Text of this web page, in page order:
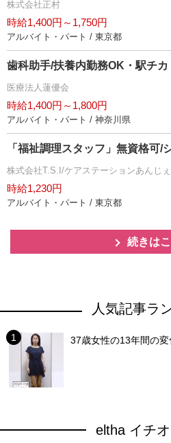
株式会社正村
時給1,400円～1,750円
アルバイト・パート / 東京都
歯科助手/扶養内勤務OK・駅チカ
医療法人蓮優会
時給1,400円～1,800円
アルバイト・パート / 神奈川県
「福祉調理スタッフ」無資格可/
株式会社T.S.I/ケアステーションあんじ
時給1,230円
アルバイト・パート / 東京都
続きは
人気記事ラ
37歳女性の13年間の変
eltha イチ